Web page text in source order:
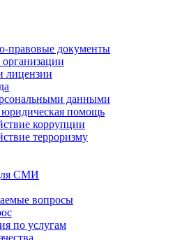
правовые документы
лицензии
данными
юридическая помощь
коррупции
терроризму
СМИ
вопросы
по услугам